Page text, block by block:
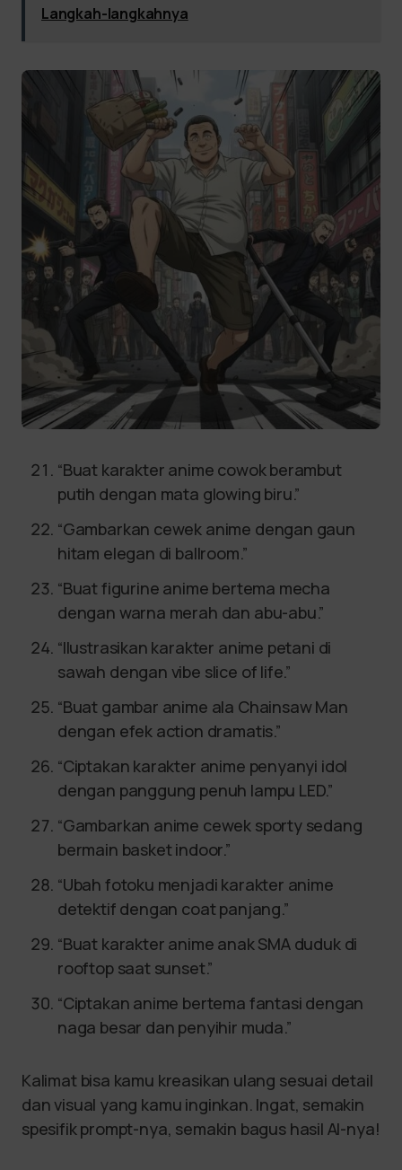
Langkah-langkahnya
“Buat karakter anime cowok berambut
putih dengan mata glowing biru.”
“Gambarkan cewek anime dengan gaun
hitam elegan di ballroom.”
“Buat figurine anime bertema mecha
dengan warna merah dan abu-abu.”
“Ilustrasikan karakter anime petani di
sawah dengan vibe slice of life.”
“Buat gambar anime ala Chainsaw Man
dengan efek action dramatis.”
“Ciptakan karakter anime penyanyi idol
dengan panggung penuh lampu LED.”
“Gambarkan anime cewek sporty sedang
bermain basket indoor.”
“Ubah fotoku menjadi karakter anime
detektif dengan coat panjang.”
“Buat karakter anime anak SMA duduk di
rooftop saat sunset.”
“Ciptakan anime bertema fantasi dengan
naga besar dan penyihir muda.”
Kalimat bisa kamu kreasikan ulang sesuai detail
dan visual yang kamu inginkan. Ingat, semakin
spesifik prompt-nya, semakin bagus hasil AI-nya!